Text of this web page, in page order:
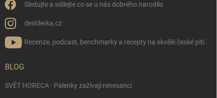
Sledujte a sdílejte co se u nás dobrého narodilo
destilerka.cz
Recenze, podcast, benchmarky a recepty na skvělé české pití
BLOG
SVĚT HORECA - Pálenky zažívají renesanci